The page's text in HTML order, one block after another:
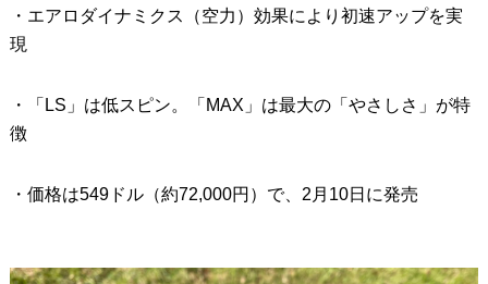
・エアロダイナミクス（空力）効果により初速アップを実
現
・「LS」は低スピン。「MAX」は最大の「やさしさ」が特
徴
・価格は549ドル（約72,000円）で、2月10日に発売
PUTTERS パター
Editor’s Picks 編集部のおすすめ
Our Mission 私たちの使命